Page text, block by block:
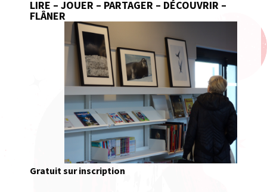
LIRE – JOUER – PARTAGER – DÉCOUVRIR –
FLÂNER
Gratuit sur inscription